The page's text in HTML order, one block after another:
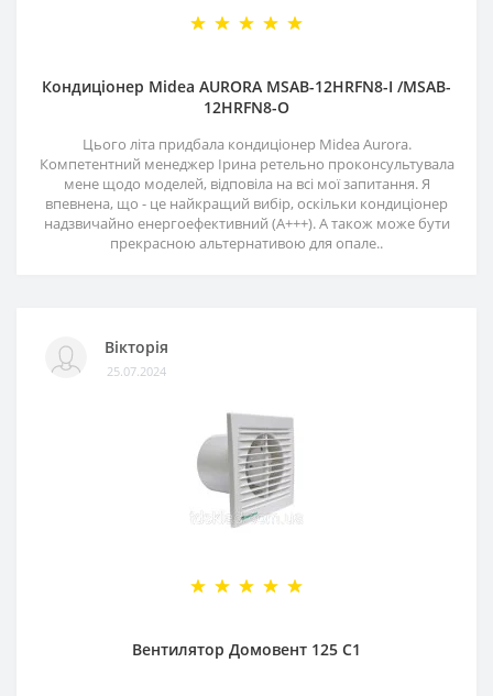
Кондиціонер Midea AURORA MSAB-12HRFN8-I /MSAB-
12HRFN8-O
Цього літа придбала кондиціонер Midea Aurora.
Компетентний менеджер Ірина ретельно проконсультувала
мене щодо моделей, відповіла на всі мої запитання. Я
впевнена, що - це найкращий вибір, оскільки кондиціонер
надзвичайно енергоефективний (А+++). А також може бути
прекрасною альтернативою для опале..
Вікторія
25.07.2024
Вентилятор Домовент 125 С1